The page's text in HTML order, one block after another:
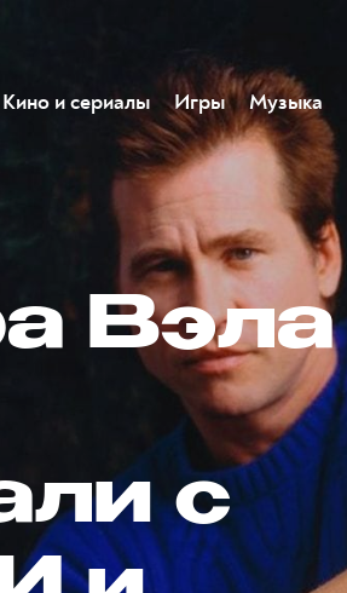
Кино и сериалы Игры Музыка
Вэла
с